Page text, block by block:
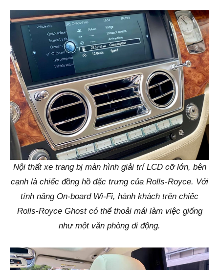
Nội thất xe trang bị màn hình giải trí LCD cỡ lớn, bên
cạnh là chiếc đồng hồ đặc trưng của Rolls-Royce. Với
tính năng On-board Wi-Fi, hành khách trên chiếc
Rolls-Royce Ghost có thể thoải mái làm việc giống
như một văn phòng di động.